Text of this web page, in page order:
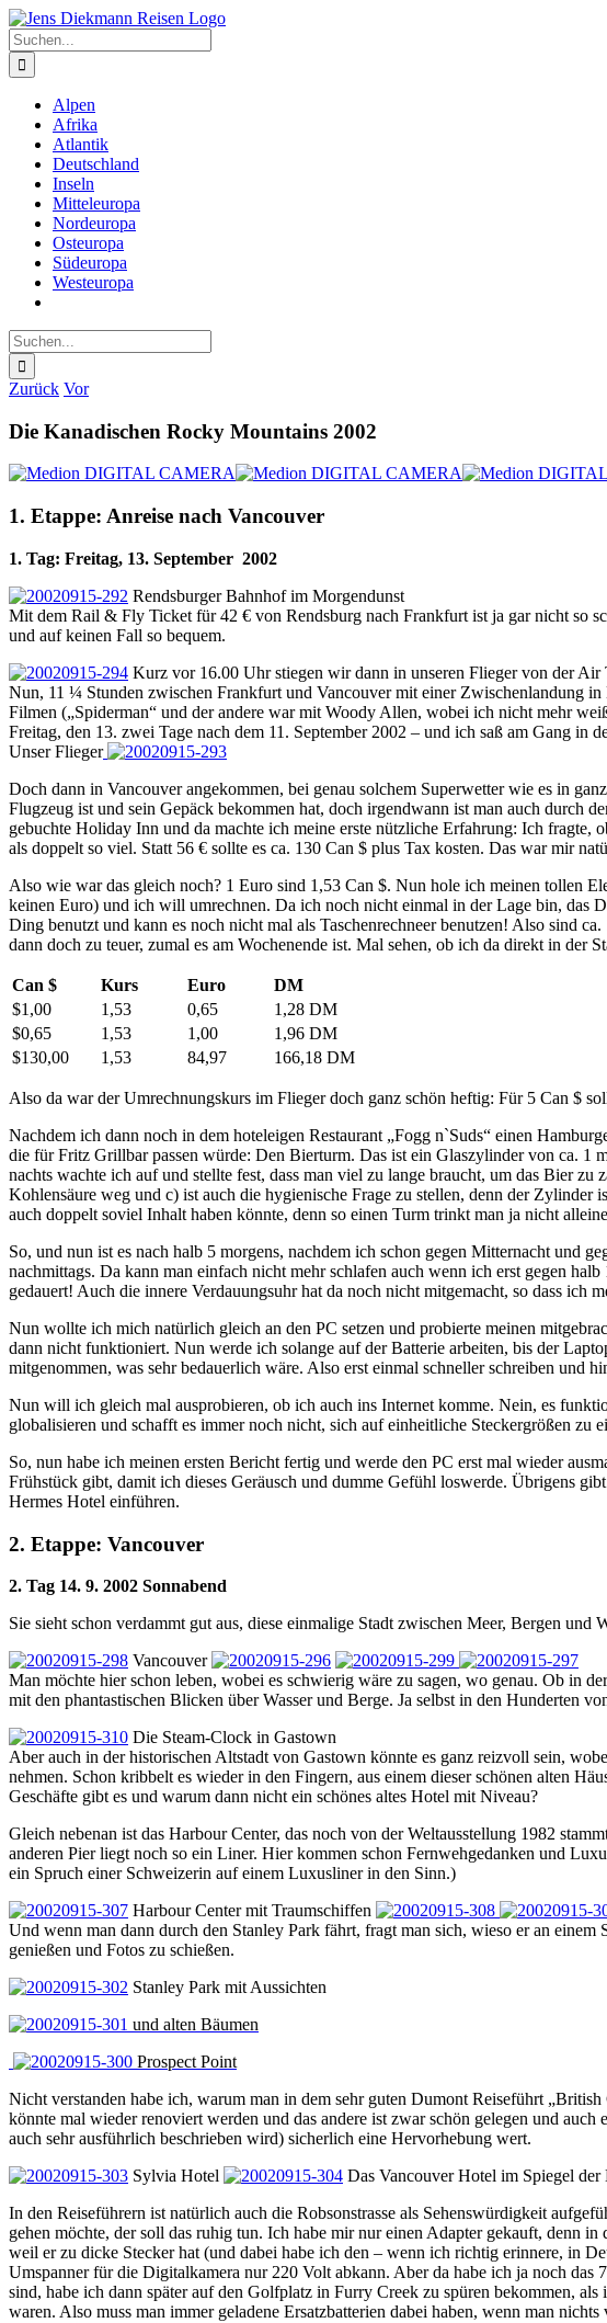
Zum
Inhalt
springen
Suche
nach:
Alpen
Afrika
Atlantik
Deutschland
Inseln
Mitteleuropa
Nordeuropa
Osteuropa
Südeuropa
Westeuropa
Suche
nach:
Zurück Vor
Die Kanadischen Rocky Mountains 2002
1. Etappe: Anreise nach Vancouver
1. Tag: Freitag, 13. September 2002
Rendsburger Bahnhof im Morgendunst
Mit dem Rail & Fly Ticket für 42 € von Rendsburg nach Frankfurt ist ja gar nicht so
und auf keinen Fall so bequem.
Kurz vor 16.00 Uhr stiegen wir dann in unseren Flieger von der Air
Nun, 11 ¼ Stunden zwischen Frankfurt und Vancouver mit einer Zwischenlandung
Filmen („Spiderman“ und der andere war mit Woody Allen, wobei ich nicht mehr
Freitag, den 13. zwei Tage nach dem 11. September 2002 – und ich saß am Gang
Unser Flieger
Doch dann in Vancouver angekommen, bei genau solchem Superwetter wie es in
Flugzeug ist und sein Gepäck bekommen hat, doch irgendwann ist man auch durch
gebuchte Holiday Inn und da machte ich meine erste nützliche Erfahrung: Ich fragte,
als doppelt so viel. Statt 56 € sollte es ca. 130 Can $ plus Tax kosten. Das war mir
Also wie war das gleich noch? 1 Euro sind 1,53 Can $. Nun hole ich meinen tollen
keinen Euro) und ich will umrechnen. Da ich noch nicht einmal in der Lage bin, das
Ding benutzt und kann es noch nicht mal als Taschenrechneer benutzen! Also sind
dann doch zu teuer, zumal es am Wochenende ist. Mal sehen, ob ich da direkt in der
Can $ Kurs Euro
DM
$1,00
1,53 0,65
1,28 DM
$0,65
1,53 1,00
1,96 DM
$130,00
1,53 84,97 166,18 DM
Also da war der Umrechnungskurs im Flieger doch ganz schön heftig: Für 5 Can $
Nachdem ich dann noch in dem hoteleigen Restaurant „Fogg n`Suds“ einen
die für Fritz Grillbar passen würde: Den Bierturm. Das ist ein Glaszylinder von ca. 1
nachts wachte ich auf und stellte fest, dass man viel zu lange braucht, um das Bier
Kohlensäure weg und c) ist auch die hygienische Frage zu stellen, denn der
auch doppelt soviel Inhalt haben könnte, denn so einen Turm trinkt man ja nicht
So, und nun ist es nach halb 5 morgens, nachdem ich schon gegen Mitternacht und
nachmittags. Da kann man einfach nicht mehr schlafen auch wenn ich erst gegen
gedauert! Auch die innere Verdauungsuhr hat da noch nicht mitgemacht, so dass ich
Nun wollte ich mich natürlich gleich an den PC setzen und probierte meinen
dann nicht funktioniert. Nun werde ich solange auf der Batterie arbeiten, bis der
mitgenommen, was sehr bedauerlich wäre. Also erst einmal schneller schreiben und
Nun will ich gleich mal ausprobieren, ob ich auch ins Internet komme. Nein, es
globalisieren und schafft es immer noch nicht, sich auf einheitliche Steckergrößen zu
So, nun habe ich meinen ersten Bericht fertig und werde den PC erst mal wieder
Frühstück gibt, damit ich dieses Geräusch und dumme Gefühl loswerde. Übrigens
Hermes Hotel einführen.
2. Etappe: Vancouver
2. Tag 14. 9. 2002 Sonnabend
Sie sieht schon verdammt gut aus, diese einmalige Stadt zwischen Meer, Bergen und
Vancouver
Man möchte hier schon leben, wobei es schwierig wäre zu sagen, wo genau. Ob in
mit den phantastischen Blicken über Wasser und Berge. Ja selbst in den Hunderten
Die Steam-Clock in Gastown
Aber auch in der historischen Altstadt von Gastown könnte es ganz reizvoll sein,
nehmen. Schon kribbelt es wieder in den Fingern, aus einem dieser schönen alten
Geschäfte gibt es und warum dann nicht ein schönes altes Hotel mit Niveau?
Gleich nebenan ist das Harbour Center, das noch von der Weltausstellung 1982
anderen Pier liegt noch so ein Liner. Hier kommen schon Fernwehgedanken und
ein Spruch einer Schweizerin auf einem Luxusliner in den Sinn.)
Harbour Center mit Traumschiffen
Und wenn man dann durch den Stanley Park fährt, fragt man sich, wieso er an
genießen und Fotos zu schießen.
Stanley Park mit Aussichten
und alten Bäumen
Prospect Point
Nicht verstanden habe ich, warum man in dem sehr guten Dumont Reiseführt
könnte mal wieder renoviert werden und das andere ist zwar schön gelegen und
auch sehr ausführlich beschrieben wird) sicherlich eine Hervorhebung wert.
Sylvia Hotel
Das Vancouver Hotel im Spiegel der
In den Reiseführern ist natürlich auch die Robsonstrasse als Sehenswürdigkeit
gehen möchte, der soll das ruhig tun. Ich habe mir nur einen Adapter gekauft, denn
weil er zu dicke Stecker hat (und dabei habe ich den – wenn ich richtig erinnere, in
Umspanner für die Digitalkamera nur 220 Volt abkann. Aber da habe ich ja noch
sind, habe ich dann später auf den Golfplatz in Furry Creek zu spüren bekommen,
waren. Also muss man immer geladene Ersatzbatterien dabei haben, wenn man